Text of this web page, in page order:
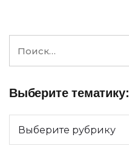
Выберите тематику: